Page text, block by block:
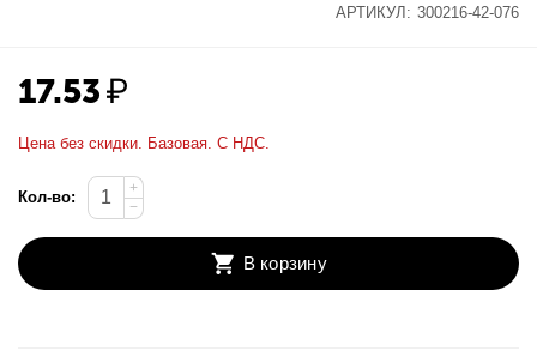
АРТИКУЛ: 300216-42-076
17.53₽
Цена без скидки. Базовая. С НДС.
Кол-во:
+
−
В корзину